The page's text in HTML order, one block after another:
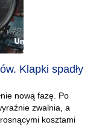
Klapki spadły
nową fazę. Po
zwalnia, a
kosztami